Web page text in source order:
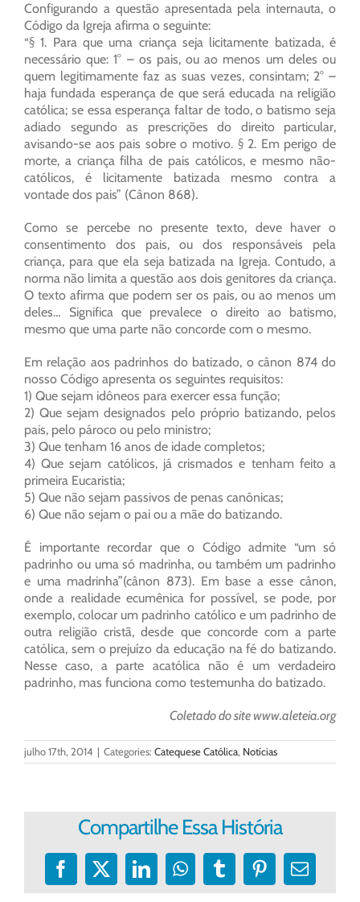
Configurando a questão apresentada pela internauta, o
Código da Igreja afirma o seguinte:
“§ 1. Para que uma criança seja licitamente batizada, é
necessário que: 1° – os pais, ou ao menos um deles ou
quem legitimamente faz as suas vezes, consintam; 2° –
haja fundada esperança de que será educada na religião
católica; se essa esperança faltar de todo, o batismo seja
adiado segundo as prescrições do direito particular,
avisando-se aos pais sobre o motivo. § 2. Em perigo de
morte, a criança filha de pais católicos, e mesmo não-
católicos, é licitamente batizada mesmo contra a
vontade dos pais” (Cânon 868).
Como se percebe no presente texto, deve haver o
consentimento dos pais, ou dos responsáveis pela
criança, para que ela seja batizada na Igreja. Contudo, a
norma não limita a questão aos dois genitores da criança.
O texto afirma que podem ser os pais, ou ao menos um
deles… Significa que prevalece o direito ao batismo,
mesmo que uma parte não concorde com o mesmo.
Em relação aos padrinhos do batizado, o cânon 874 do
nosso Código apresenta os seguintes requisitos:
1) Que sejam idôneos para exercer essa função;
2) Que sejam designados pelo próprio batizando, pelos
pais, pelo pároco ou pelo ministro;
3) Que tenham 16 anos de idade completos;
4) Que sejam católicos, já crismados e tenham feito a
primeira Eucaristia;
5) Que não sejam passivos de penas canônicas;
6) Que não sejam o pai ou a mãe do batizando.
É importante recordar que o Código admite “um só
padrinho ou uma só madrinha, ou também um padrinho
e uma madrinha”(cânon 873). Em base a esse cânon,
onde a realidade ecumênica for possível, se pode, por
exemplo, colocar um padrinho católico e um padrinho de
outra religião cristã, desde que concorde com a parte
católica, sem o prejuízo da educação na fé do batizando.
Nesse caso, a parte acatólica não é um verdadeiro
padrinho, mas funciona como testemunha do batizado.
Coletado do site www.aleteia.org
julho 17th, 2014 | Categories: Catequese Católica, Notícias
Compartilhe Essa História
Facebook
X LinkedInWhatsApp
TumblrPinterest
E-